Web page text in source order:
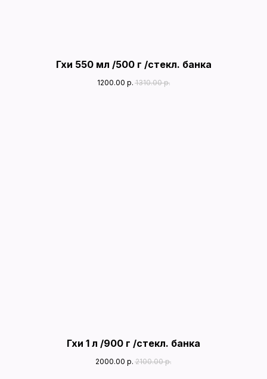
Гхи 550 мл /500 г /стекл. банка
1200.00 р. 1310.00 р.
Гхи 1 л /900 г /стекл. банка
2000.00 р. 2100.00 р.